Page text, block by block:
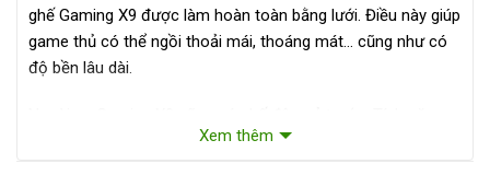
ghế Gaming X9 được làm hoàn toàn bằng lưới. Điều này giúp
game thủ có thể ngồi thoải mái, thoáng mát… cũng như có
độ bền lâu dài.
này giúp các game thủ, đặc biệt là game thủ FPS tập trung
Xem thêm